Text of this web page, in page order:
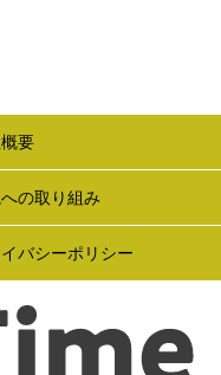
要
の取り組み
バシーポリシー